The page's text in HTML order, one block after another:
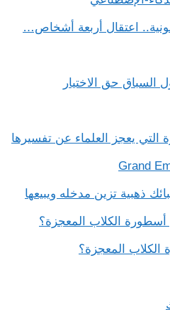
اعتقال أربعة أشخاص…
حق الاختيار
التي يعجز العلماء عن تفسيرها
ذهبية تزين مدخله ويبيعها
الكلاب المعجزة؟